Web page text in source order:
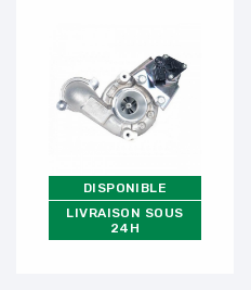
DISPONIBLE
LIVRAISON SOUS
24H